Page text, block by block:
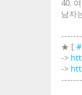
40.
남자
★ [
->
->